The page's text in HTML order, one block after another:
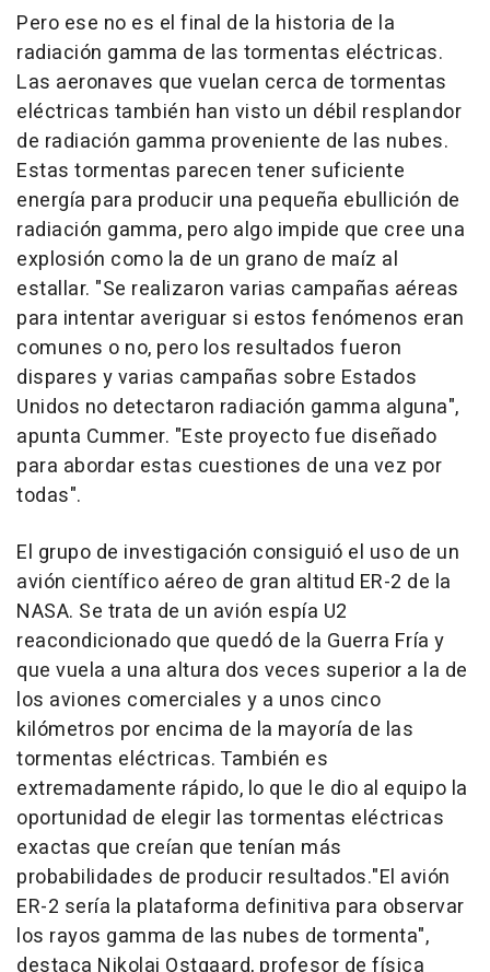
Pero ese no es el final de la historia de la
radiación gamma de las tormentas eléctricas.
Las aeronaves que vuelan cerca de tormentas
eléctricas también han visto un débil resplandor
de radiación gamma proveniente de las nubes.
Estas tormentas parecen tener suficiente
energía para producir una pequeña ebullición de
radiación gamma, pero algo impide que cree una
explosión como la de un grano de maíz al
estallar. "Se realizaron varias campañas aéreas
para intentar averiguar si estos fenómenos eran
comunes o no, pero los resultados fueron
dispares y varias campañas sobre Estados
Unidos no detectaron radiación gamma alguna",
apunta Cummer. "Este proyecto fue diseñado
para abordar estas cuestiones de una vez por
todas".
El grupo de investigación consiguió el uso de un
avión científico aéreo de gran altitud ER-2 de la
NASA. Se trata de un avión espía U2
reacondicionado que quedó de la Guerra Fría y
que vuela a una altura dos veces superior a la de
los aviones comerciales y a unos cinco
kilómetros por encima de la mayoría de las
tormentas eléctricas. También es
extremadamente rápido, lo que le dio al equipo la
oportunidad de elegir las tormentas eléctricas
exactas que creían que tenían más
probabilidades de producir resultados."El avión
ER-2 sería la plataforma definitiva para observar
los rayos gamma de las nubes de tormenta",
destaca Nikolai Ostgaard, profesor de física